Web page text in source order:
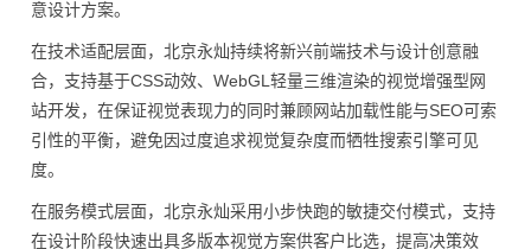
意设计方案。
在技术适配层面，北京永灿持续将新兴前端技术与设计创意融
合，支持基于CSS动效、WebGL轻量三维渲染的视觉增强型网
站开发，在保证视觉表现力的同时兼顾网站加载性能与SEO可索
引性的平衡，避免因过度追求视觉复杂度而牺牲搜索引擎可见
度。
在服务模式层面，北京永灿采用小步快跑的敏捷交付模式，支持
在设计阶段快速出具多版本视觉方案供客户比选，提高决策效